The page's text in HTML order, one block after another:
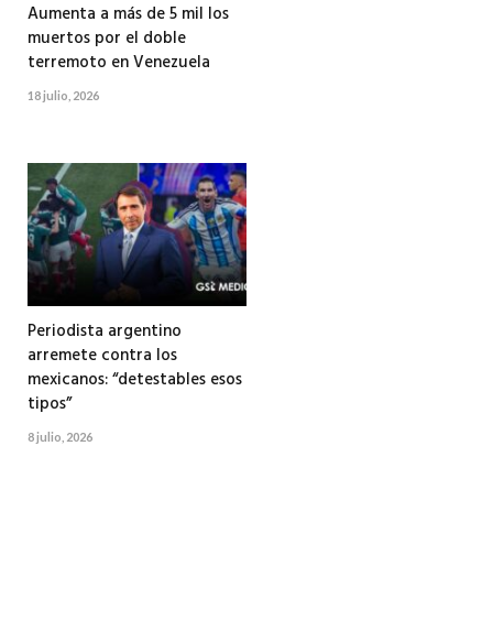
Aumenta a más de 5 mil los
muertos por el doble
terremoto en Venezuela
18 julio, 2026
Periodista argentino
arremete contra los
mexicanos: “detestables esos
tipos”
8 julio, 2026